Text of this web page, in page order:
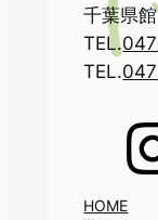
千葉県
TEL.
TEL.
HOME